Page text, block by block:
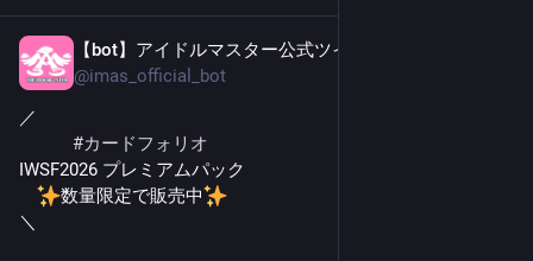
【bot】アイドルマスター公式ツイッター
@imas_official_bot
／
#カードフォリオ
IWSF2026 プレミアムパック
数量限定で販売中
＼